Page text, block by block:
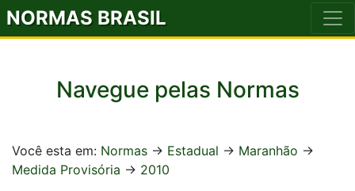
NORMAS BRASIL
Navegue pelas Normas
Você esta em: Normas -> Estadual -> Maranhão ->
Medida Provisória -> 2010